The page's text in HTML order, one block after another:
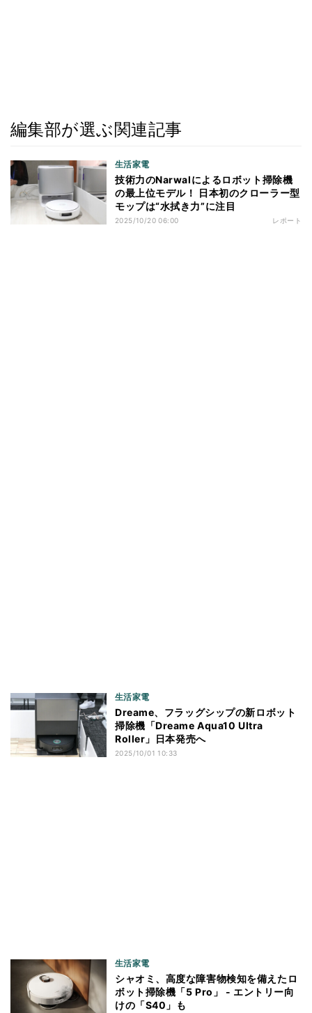
編集部が選ぶ関連記事
生活家電
技術力のNarwalによるロボット掃除機
の最上位モデル！ 日本初のクローラー型
モップは“水拭き力”に注目
2025/10/20 06:00 レポート
生活家電
Dreame、フラッグシップの新ロボット
掃除機「Dreame Aqua10 Ultra
Roller」日本発売へ
2025/10/01 10:33
生活家電
シャオミ、高度な障害物検知を備えたロ
ボット掃除機「5 Pro」 - エントリー向
けの「S40」も